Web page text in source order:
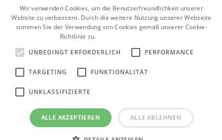
Tiefbrunnenpumpen Grundfos SP
Wir verwenden Cookies, um die Benutzerfreundlichkeit unserer
Website zu verbessern. Durch die weitere Nutzung unserer Webseite
stimmen Sie der Verwendung von Cookies gemäß unserer Cookie-
Richtlinie zu.
UNBEDINGT ERFORDERLICH
PERFORMANCE
TARGETING FUNKTIONALITÄT
UNKLASSIFIZIERTE
ALLE AKZEPTIEREN ALLE ABLEHNEN